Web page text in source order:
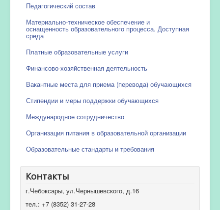
Педагогический состав
Материально-техническое обеспечение и
оснащенность образовательного процесса. Доступная
среда
Платные образовательные услуги
Финансово-хозяйственная деятельность
Вакантные места для приема (перевода) обучающихся
Стипендии и меры поддержки обучающихся
Международное сотрудничество
Организация питания в образовательной организации
Образовательные стандарты и требования
Контакты
г.Чебоксары, ул.Чернышевского, д.16
тел.: +7 (8352) 31-27-28